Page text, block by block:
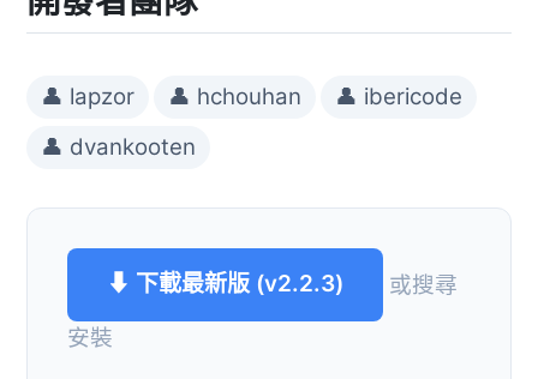
👤 lapzor 👤 hchouhan
👤 ibericode
👤 dvankooten
⬇ 下載最新版 (v2.2.3)
或搜尋
安裝